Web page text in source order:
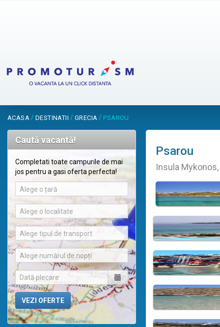
ACASA / DESTINATII / GRECIA / PSAROU
Caută vacantă!
Completati toate campurile de mai
jos pentru a gasi oferta perfecta!
Alege o țară
Alege o localitate
Alege tipul de transport
Alege numărul de nopți
Psarou
Insula